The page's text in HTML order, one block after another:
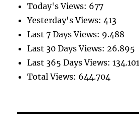
Today's Views: 677
Yesterday's Views: 413
Last 7 Days Views: 9.488
Last 30 Days Views: 26.895
Last 365 Days Views:134.101
Total Views: 644.704